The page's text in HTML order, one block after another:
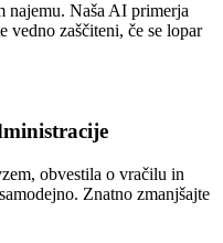
najemu. Naša AI primerja
zaščiteni, če se lopar
obvestila o vračilu in
Znatno zmanjšajte